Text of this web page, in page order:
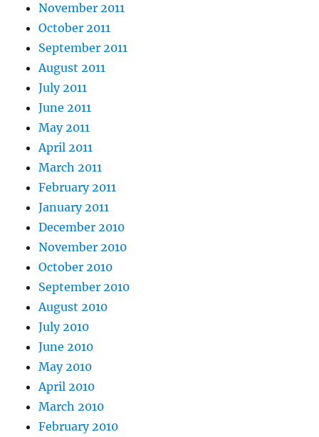
November 2011
October 2011
September 2011
August 2011
July 2011
June 2011
May 2011
April 2011
March 2011
February 2011
January 2011
December 2010
November 2010
October 2010
September 2010
August 2010
July 2010
June 2010
May 2010
April 2010
March 2010
February 2010